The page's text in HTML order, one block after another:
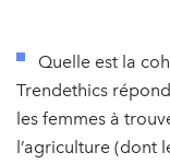
Quelle est la
Trendethics
les femmes à
l’agriculture (dont